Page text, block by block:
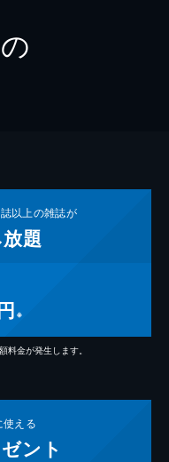
誌以上の雑誌が
題
※
金が発生します。
使える
ント